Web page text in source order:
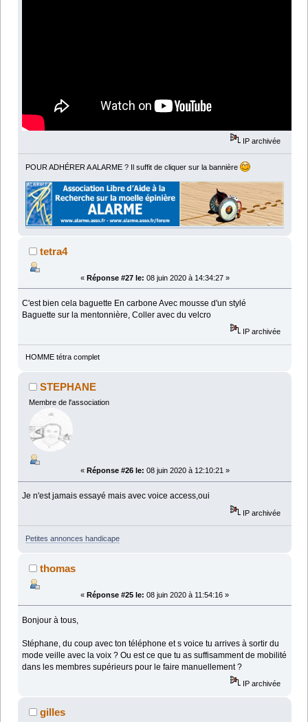
IP archivée
POUR ADHÉRER A ALARME ? Il suffit de cliquer sur la bannière
tetra4
« Réponse #27 le: 08 juin 2020 à 14:34:27 »
C'est bien cela baguette En carbone Avec mousse d'un stylé
Baguette sur la mentonnière, Coller avec du velcro
IP archivée
HOMME tétra complet
STEPHANE
Membre de l'association
« Réponse #26 le: 08 juin 2020 à 12:10:21 »
Je n'est jamais essayé mais avec voice access,oui
IP archivée
Petites annonces handicape
thomas
« Réponse #25 le: 08 juin 2020 à 11:54:16 »
Bonjour à tous,
Stéphane, du coup avec ton téléphone et s voice tu arrives à sortir du
mode veille avec la voix ? Ou est ce que tu as suffisamment de mobilité
dans les membres supérieurs pour le faire manuellement ?
IP archivée
gilles